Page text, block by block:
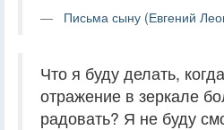
Письма сыну (Евгений
Что я буду делать,
отражение в зеркале
радовать? Я не буду